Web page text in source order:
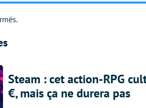
Steam : cet action-RPG
€, mais ça ne durera pas